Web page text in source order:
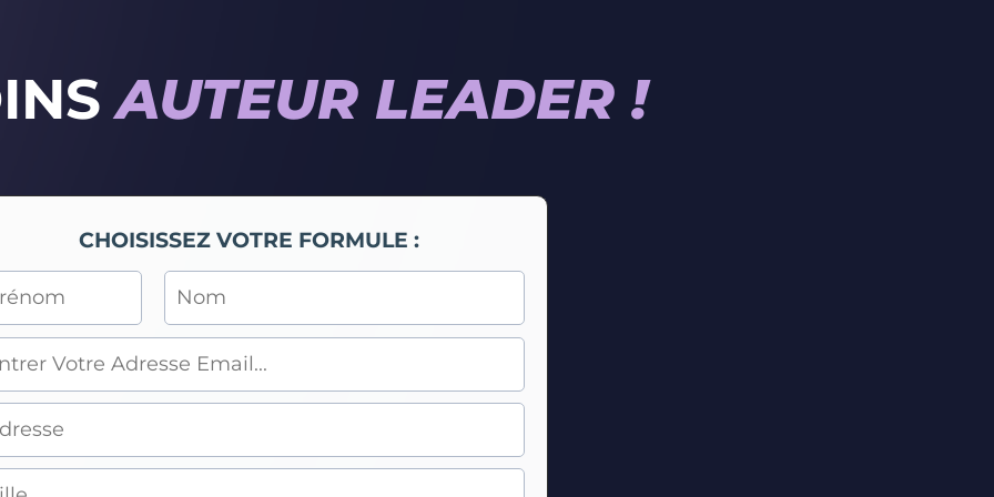
AUTEUR LEADER !
CHOISISSEZ VOTRE FORMULE :